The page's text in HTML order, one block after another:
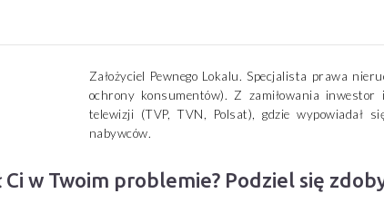
Założyciel Pewnego Lokalu. Specjalista prawa
ochrony konsumentów). Z zamiłowania
telewizji (TVP, TVN, Polsat), gdzie
nabywców.
Ci w Twoim problemie? Podziel się